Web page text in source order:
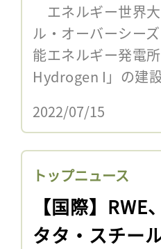
エネルギー世界
ル・オーバーシー
能エネルギー発電
Hydrogen I」の建
2022/07/15
トップニュース
【国際】
タタ・スチー